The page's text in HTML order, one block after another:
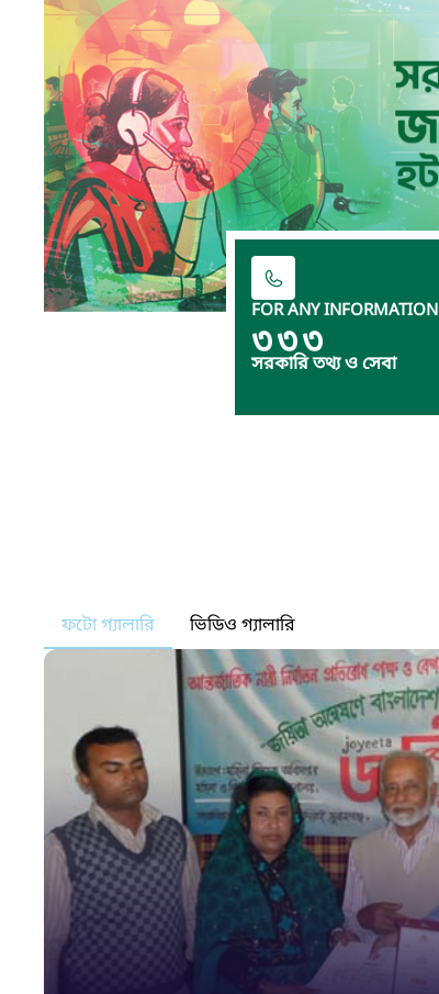
FOR ANY INFORMATION
৩৩৩
সরকারি তথ্য ও সেবা
ফটো গ্যালারি ভিডিও গ্যালারি